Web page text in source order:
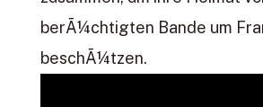
berÃ¼chtigten Bande um
beschÃ¼tzen.